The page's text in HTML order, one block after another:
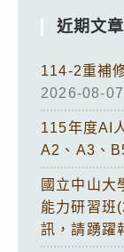
近期文章
114-2重補
2026-08-07
115年度AI
A2、A3、
國立中山大
能力研習班
訊，請踴躍